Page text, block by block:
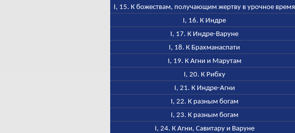
I, 15. К божествам, получающим жертву в урочное время
I, 16. К Индре
I, 17. К Индре-Варуне
I, 18. К Брахманаспати
I, 19. К Агни и Марутам
I, 20. К Рибху
I, 21. К Индре-Агни
I, 22. К разным богам
I, 23. К разным богам
I, 24. К Агни, Савитару и Варуне